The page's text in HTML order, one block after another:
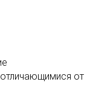
от